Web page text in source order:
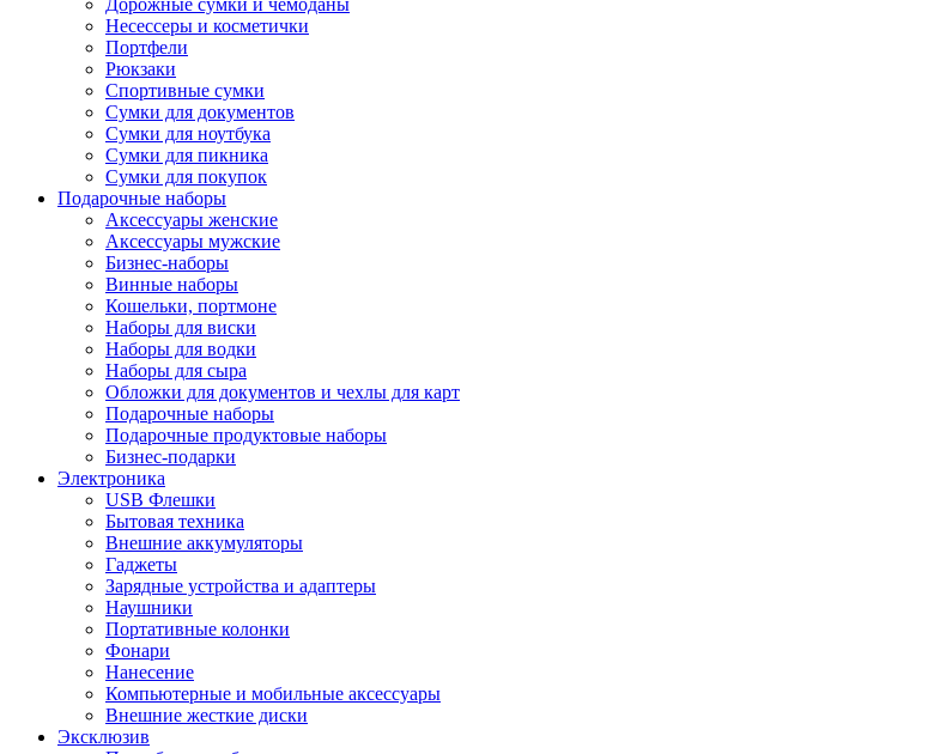
Дорожные сумки и чемоданы
Несессеры и косметички
Портфели
Рюкзаки
Спортивные сумки
Сумки для документов
Сумки для ноутбука
Сумки для пикника
Сумки для покупок
Подарочные наборы
Аксессуары женские
Аксессуары мужские
Бизнес-наборы
Винные наборы
Кошельки, портмоне
Наборы для виски
Наборы для водки
Наборы для сыра
Обложки для документов и чехлы для карт
Подарочные наборы
Подарочные продуктовые наборы
Бизнес-подарки
Электроника
USB Флешки
Бытовая техника
Внешние аккумуляторы
Гаджеты
Зарядные устройства и адаптеры
Наушники
Портативные колонки
Фонари
Нанесение
Компьютерные и мобильные аксессуары
Внешние жесткие диски
Эксклюзив